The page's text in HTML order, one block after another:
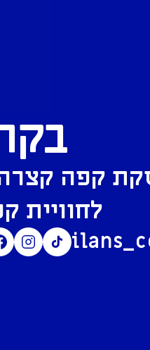
קפה קצרה
לחוויית